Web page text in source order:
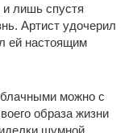
лишь спустя
Артист удочерил
ей настоящим
можно с
образа жизни
шумной